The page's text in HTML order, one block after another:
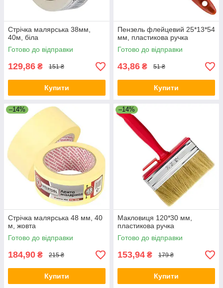
Стрічка малярська 38мм,
40м, біла
Готово до відправки
129,86 ₴ 151 ₴
Купити
Пензель флейцевий 25*13*54
мм, пластикова ручка
Готово до відправки
43,86 ₴ 51 ₴
Купити
–14%
Стрічка малярська 48 мм, 40
м, жовта
Готово до відправки
184,90 ₴ 215 ₴
Купити
–14%
Макловиця 120*30 мм,
пластикова ручка
Готово до відправки
153,94 ₴ 179 ₴
Купити